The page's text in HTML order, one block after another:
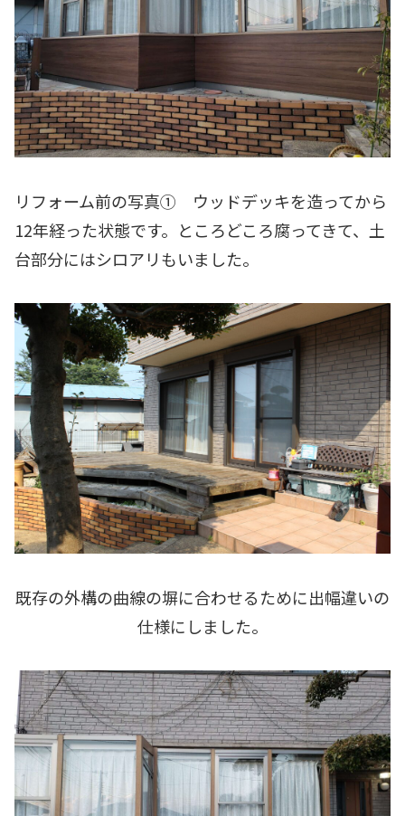
リフォーム前の写真① ウッドデッキを造ってから
12年経った状態です。ところどころ腐ってきて、土
台部分にはシロアリもいました。
既存の外構の曲線の塀に合わせるために出幅違いの
仕様にしました。